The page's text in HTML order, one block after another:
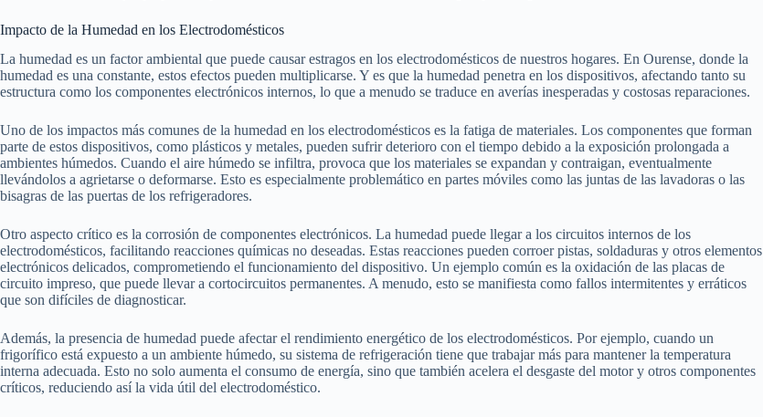
Impacto de la Humedad en los Electrodomésticos
La humedad es un factor ambiental que puede causar estragos en los electrodomésticos de nuestros hogares. En Ourense, donde la
humedad es una constante, estos efectos pueden multiplicarse. Y es que la humedad penetra en los dispositivos, afectando tanto su
estructura como los componentes electrónicos internos, lo que a menudo se traduce en averías inesperadas y costosas reparaciones.
Uno de los impactos más comunes de la humedad en los electrodomésticos es la fatiga de materiales. Los componentes que forman
parte de estos dispositivos, como plásticos y metales, pueden sufrir deterioro con el tiempo debido a la exposición prolongada a
ambientes húmedos. Cuando el aire húmedo se infiltra, provoca que los materiales se expandan y contraigan, eventualmente
llevándolos a agrietarse o deformarse. Esto es especialmente problemático en partes móviles como las juntas de las lavadoras o las
bisagras de las puertas de los refrigeradores.
Otro aspecto crítico es la corrosión de componentes electrónicos. La humedad puede llegar a los circuitos internos de los
electrodomésticos, facilitando reacciones químicas no deseadas. Estas reacciones pueden corroer pistas, soldaduras y otros elementos
electrónicos delicados, comprometiendo el funcionamiento del dispositivo. Un ejemplo común es la oxidación de las placas de
circuito impreso, que puede llevar a cortocircuitos permanentes. A menudo, esto se manifiesta como fallos intermitentes y erráticos
que son difíciles de diagnosticar.
Además, la presencia de humedad puede afectar el rendimiento energético de los electrodomésticos. Por ejemplo, cuando un
frigorífico está expuesto a un ambiente húmedo, su sistema de refrigeración tiene que trabajar más para mantener la temperatura
interna adecuada. Esto no solo aumenta el consumo de energía, sino que también acelera el desgaste del motor y otros componentes
críticos, reduciendo así la vida útil del electrodoméstico.